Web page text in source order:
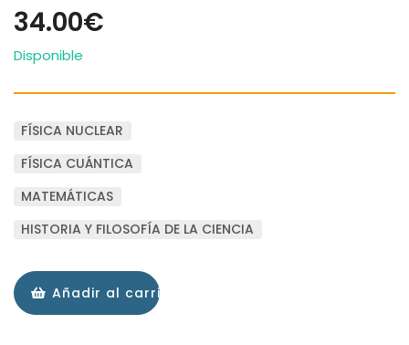
34.00€
Disponible
FÍSICA NUCLEAR
FÍSICA CUÁNTICA
MATEMÁTICAS
HISTORIA Y FILOSOFÍA DE LA CIENCIA
Añadir al carrito